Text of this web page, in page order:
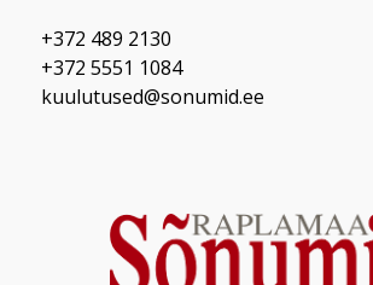
+372 489 2130
+372 5551 1084
kuulutused@sonumid.ee